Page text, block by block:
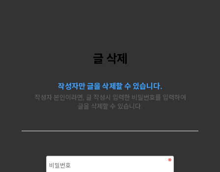
글 삭제
작성자만 글을 삭제할 수 있습니다.
작성자 본인이라면, 글 작성시 입력한 비밀번호를 입력하여
글을 삭제할 수 있습니다.